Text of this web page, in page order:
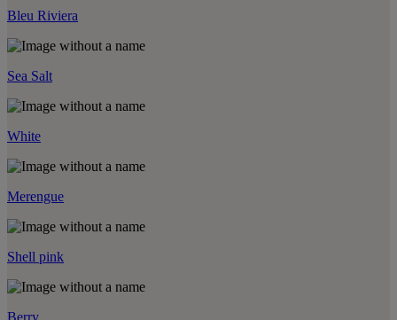
Bleu Riviera
Sea Salt
White
Merengue
Shell pink
Berry